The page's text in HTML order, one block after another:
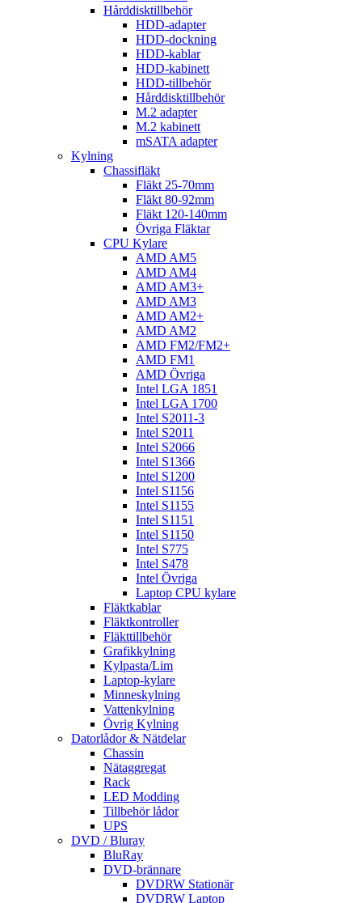
Hårddisktillbehör
HDD-adapter
HDD-dockning
HDD-kablar
HDD-kabinett
HDD-tillbehör
Hårddisktillbehör
M.2 adapter
M.2 kabinett
mSATA adapter
Kylning
Chassifläkt
Fläkt 25-70mm
Fläkt 80-92mm
Fläkt 120-140mm
Övriga Fläktar
CPU Kylare
AMD AM5
AMD AM4
AMD AM3+
AMD AM3
AMD AM2+
AMD AM2
AMD FM2/FM2+
AMD FM1
AMD Övriga
Intel LGA 1851
Intel LGA 1700
Intel S2011-3
Intel S2011
Intel S2066
Intel S1366
Intel S1200
Intel S1156
Intel S1155
Intel S1151
Intel S1150
Intel S775
Intel S478
Intel Övriga
Laptop CPU kylare
Fläktkablar
Fläktkontroller
Fläkttillbehör
Grafikkylning
Kylpasta/Lim
Laptop-kylare
Minneskylning
Vattenkylning
Övrig Kylning
Datorlådor & Nätdelar
Chassin
Nätaggregat
Rack
LED Modding
Tillbehör lådor
UPS
DVD / Bluray
BluRay
DVD-brännare
DVDRW Stationär
DVDRW Laptop